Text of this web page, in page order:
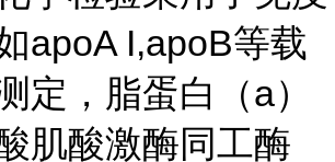
apoA I,apoB等载
定，脂蛋白（a）
肌酸激酶同工酶